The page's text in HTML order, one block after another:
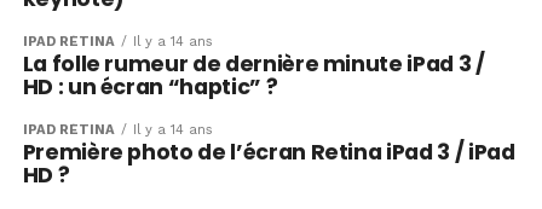
IPAD RÉTINA Il y a 14 ans
La folle rumeur de dernière minute iPad 3 /
HD : un écran “haptic” ?
IPAD RÉTINA Il y a 14 ans
Première photo de l’écran Retina iPad 3 / iPad
HD ?